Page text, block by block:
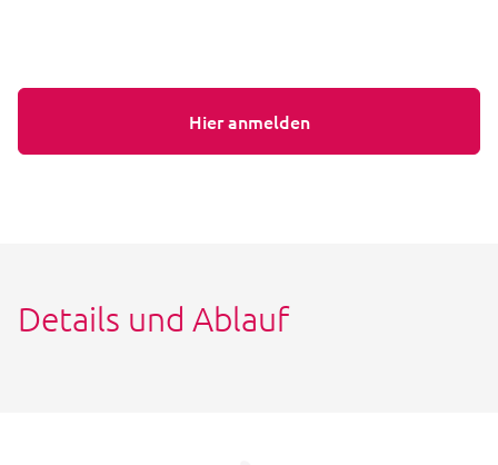
Hier anmelden
Details und Ablauf